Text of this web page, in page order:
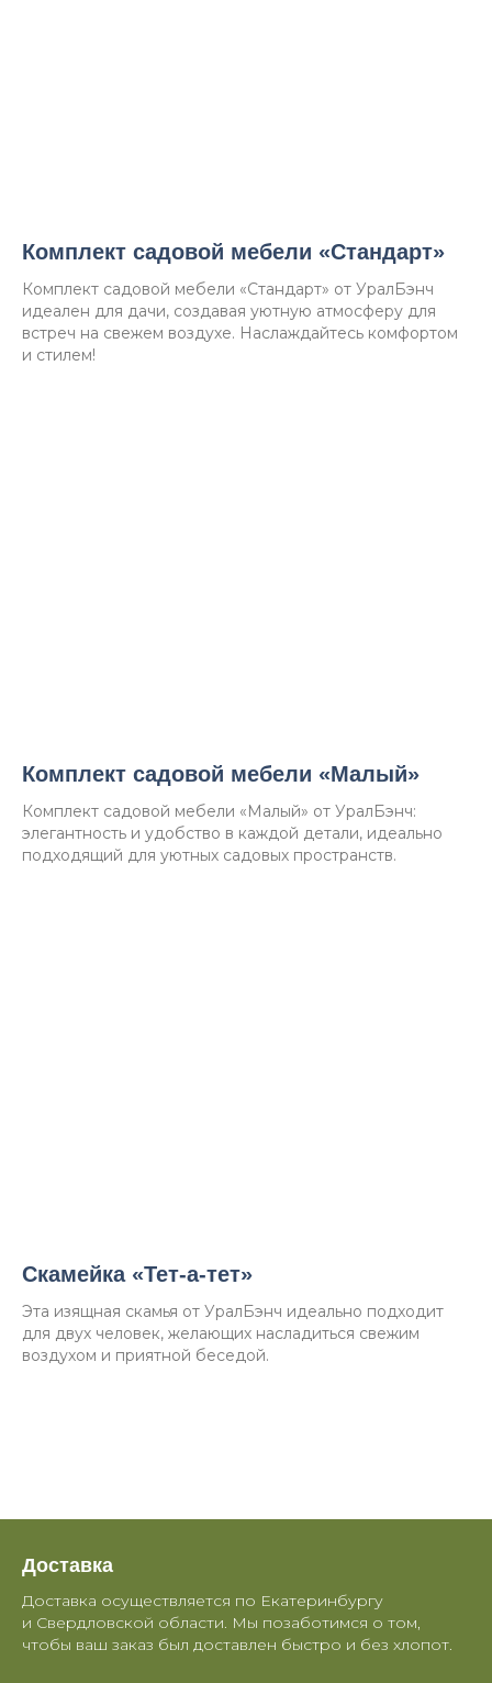
Комплект садовой мебели «Стандарт»
Комплект садовой мебели «Стандарт» от УралБэнч
идеален для дачи, создавая уютную атмосферу для
встреч на свежем воздухе. Наслаждайтесь комфортом
и стилем!
Комплект садовой мебели «Малый»
Комплект садовой мебели «Малый» от УралБэнч:
элегантность и удобство в каждой детали, идеально
подходящий для уютных садовых пространств.
Скамейка «Тет-а-тет»
Эта изящная скамья от УралБэнч идеально подходит
для двух человек, желающих насладиться свежим
воздухом и приятной беседой.
Доставка
Доставка осуществляется по Екатеринбургу
и Свердловской области. Мы позаботимся о том,
чтобы ваш заказ был доставлен быстро и без хлопот.